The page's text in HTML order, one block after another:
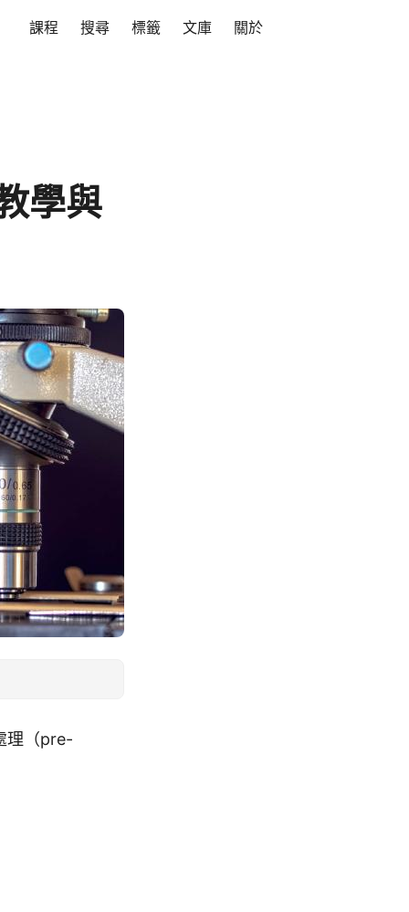
課程 搜尋 標籤 文庫 關於
學與
理（pre-